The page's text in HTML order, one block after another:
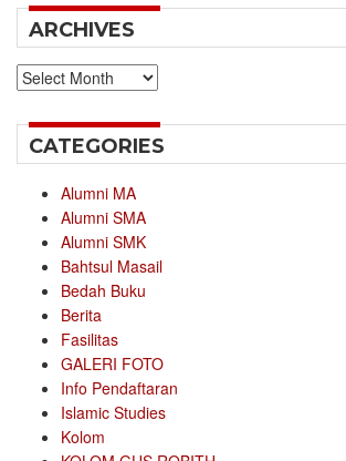
ARCHIVES
Archives
CATEGORIES
Alumni MA
Alumni SMA
Alumni SMK
Bahtsul Masail
Bedah Buku
Berita
Fasilitas
GALERI FOTO
Info Pendaftaran
Islamic Studies
Kolom